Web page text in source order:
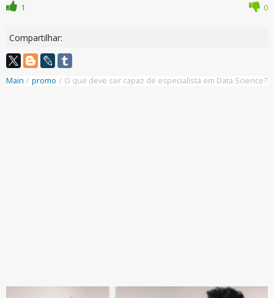
1 0
Compartilhar:
Main / promo / O que deve ser capaz de especialista em Data Science?